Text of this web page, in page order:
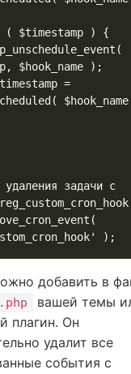
$hook_name );
$hook_name
задачи с
добавить в
вашей темы
плагин. Он
удалит все
события с